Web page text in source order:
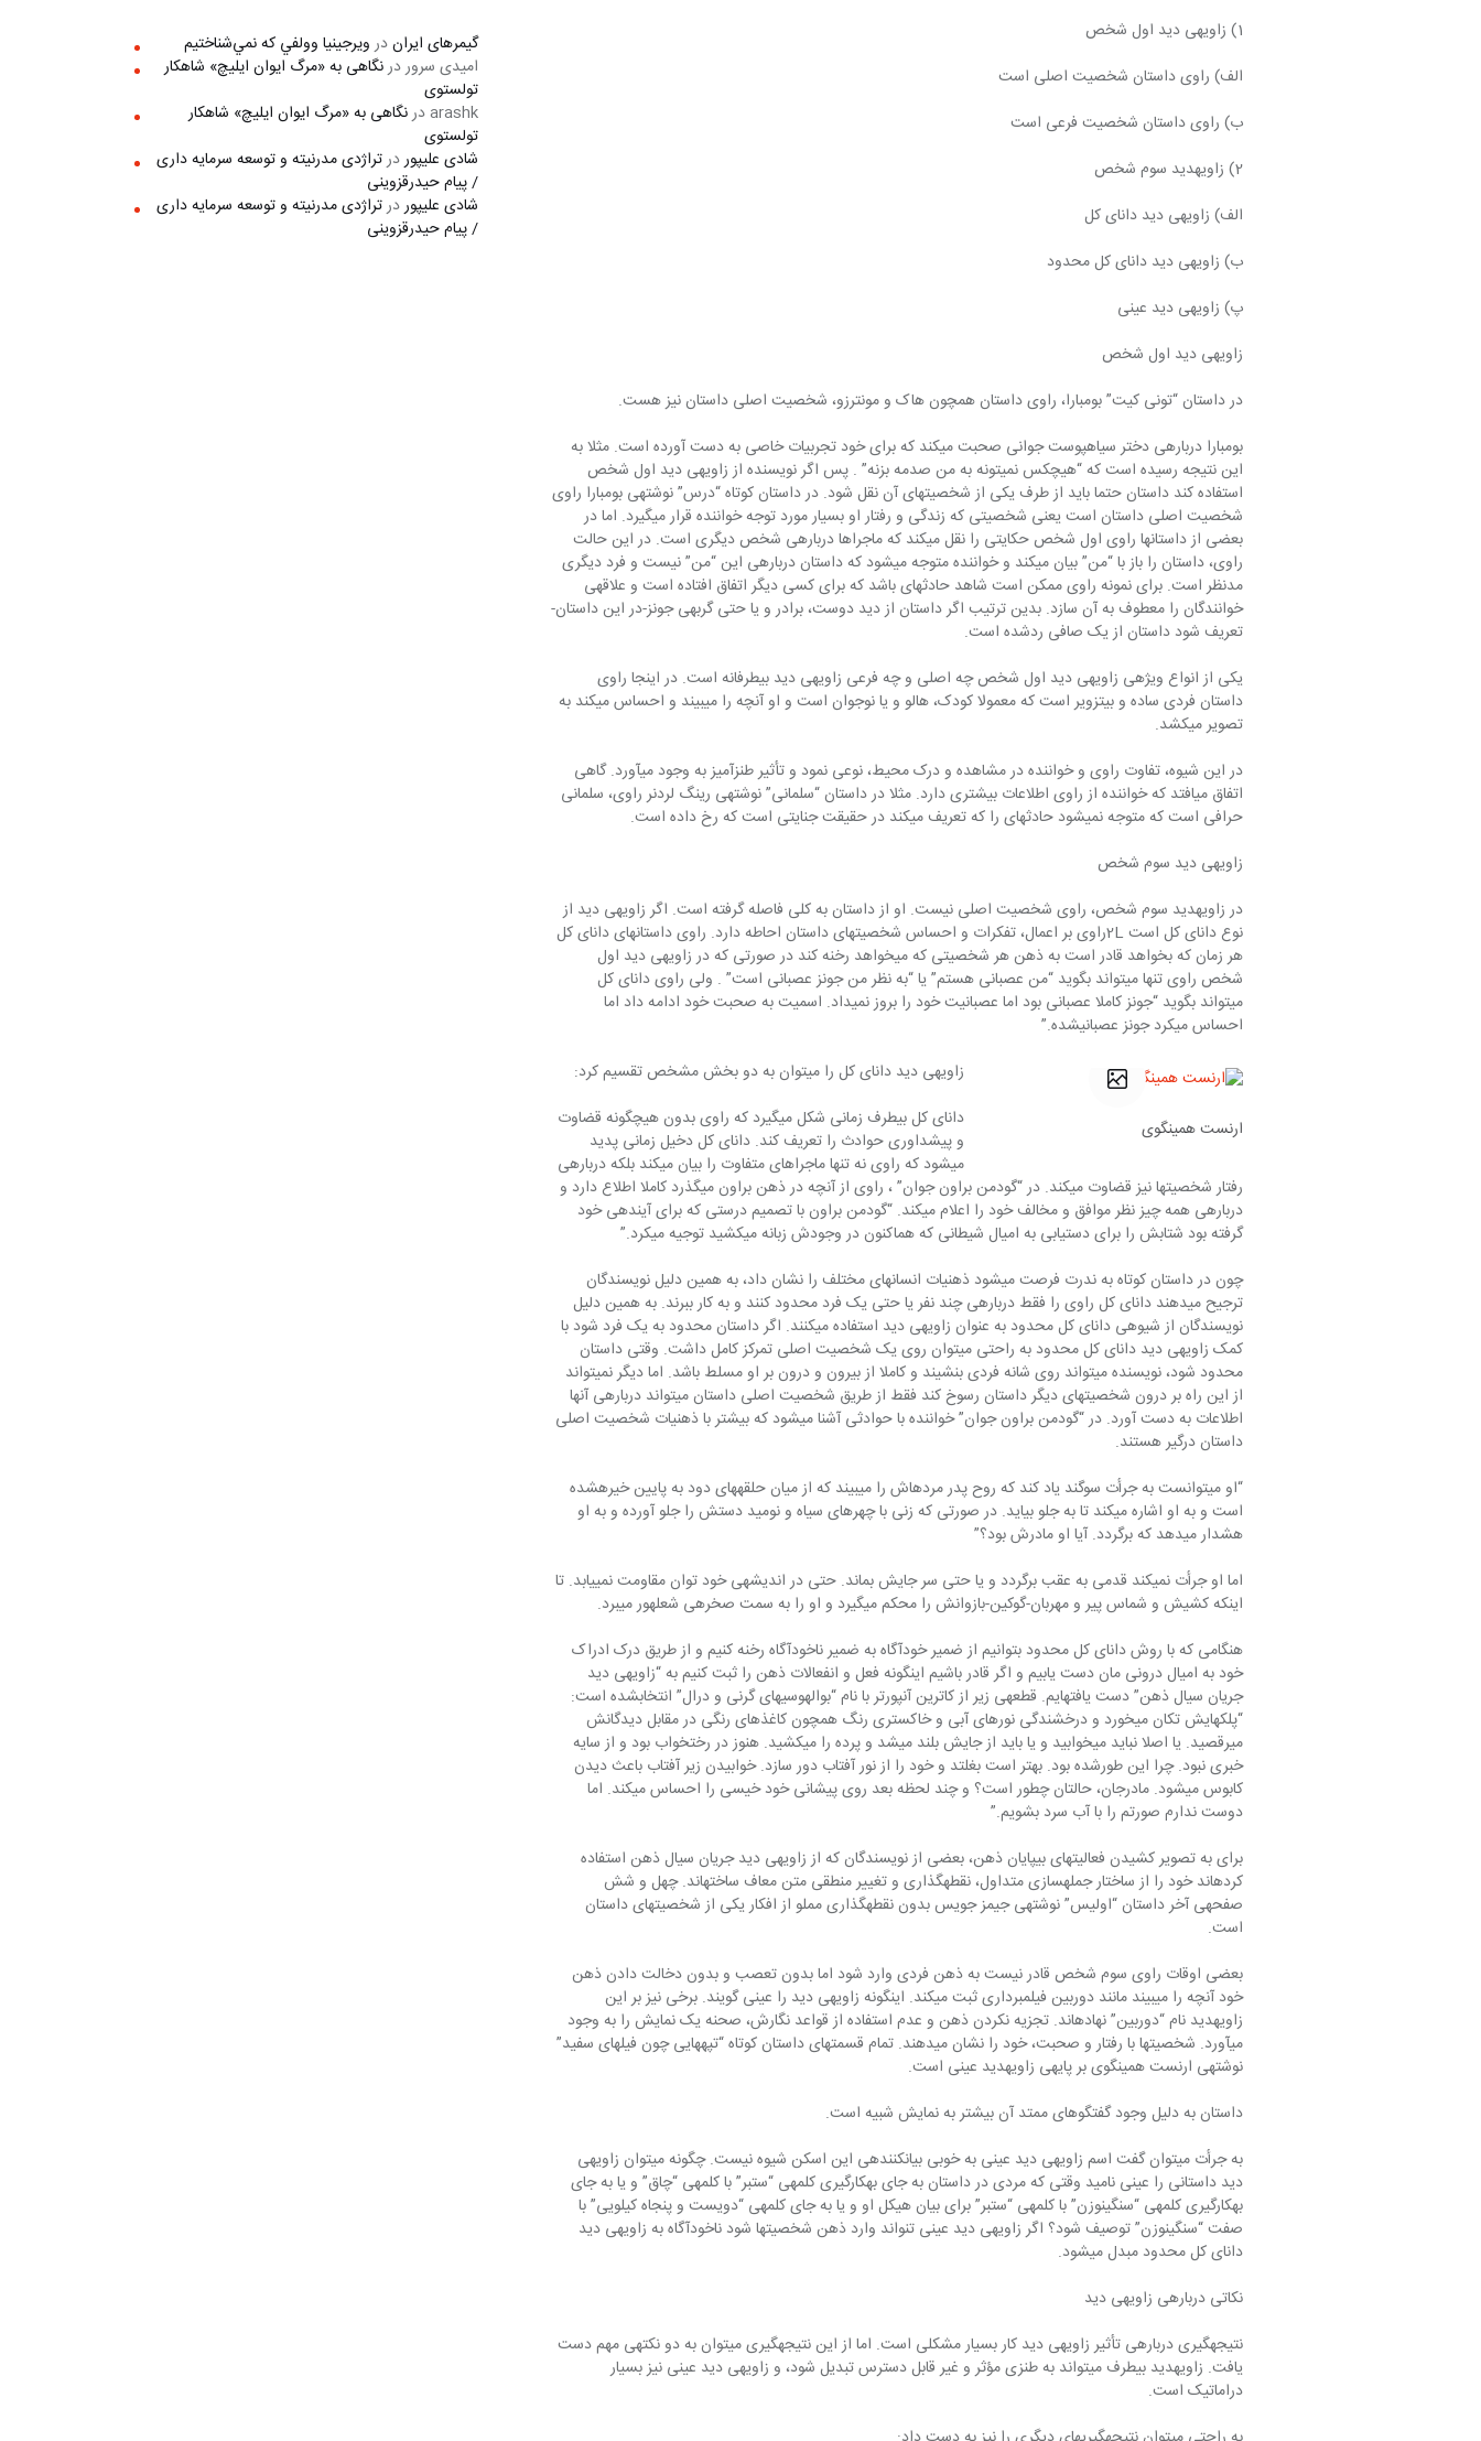
1) زاویه‎ی دید اول شخص
الف) راوی داستان شخصیت اصلی است
ب) راوی داستان شخصیت فرعی است
2) زاویه‎‎‎دید سوم شخص
الف) زاویه‎ی دید دانای کل
ب) زاویه‎ی دید دانای کل محدود
پ) زاویه‎ی دید عینی
زاویه‎ی دید اول شخص
در داستان “تونی کیت” بومبارا، راوی داستان همچون هاک و مونترزو، شخصیت اصلی داستان نیز هست.
بومبارا درباره‎ی دختر سیاهپوست جوانی صحبت می‎‏کند که برای خود تجربیات خاصی به دست آورده است. مثلا به
این نتیجه رسیده است که‎‎‎ “هیچ‏کس نمی‎‏تونه به من صدمه بزنه” . پس اگر نویسنده از زاویه‎ی دید اول‏ شخص
استفاده کند داستان حتما باید از طرف یکی از شخصیتهای آن نقل‏ شود. در داستان کوتاه “درس” نوشته‎ی بومبارا راوی
شخصیت اصلی داستان‏ است یعنی شخصیتی که زندگی و رفتار او بسیار مورد توجه خواننده قرار می‎‏گیرد. اما در
بعضی از داستانها راوی اول شخص حکایتی را نقل‏ می‎‏کند که ماجراها درباره‎ی شخص دیگری است. در این حالت
راوی، داستان را باز با “من” بیان می‎‏کند و خواننده متوجه می‎‏شود که داستان‏ درباره‎ی این “من” نیست و فرد دیگری
مدنظر است. برای نمونه راوی‏ ممکن است شاهد حادثه‎‎‎ای باشد که برای کسی دیگر اتفاق افتاده است و علاقه‎ی
خوانندگان را معطوف به آن سازد. بدین ترتیب اگر داستان از دید دوست، برادر و یا حتی گربه‎ی جونز-در این داستان-
تعریف شود داستان‏ از یک صافی ردشده است.
یکی از انواع ویژه‎ی زاویه‎ی دید اول شخص چه اصلی و چه فرعی زاویه‎ی دید بی‏طرفانه است. در اینجا راوی
داستان فردی ساده و بی‏تزویر است‏ که معمولا کودک، هالو و یا نوجوان است و او آنچه را می‎‏بیند و احساس‏ می‎‏کند به
تصویر می‎‏کشد.
در این شیوه، تفاوت راوی و خواننده در مشاهده و درک محیط، نوعی نمود و تأثیر طنزآمیز به وجود می‎‏آورد. گاهی
اتفاق می‎‏افتد که‎‎‎ خواننده از راوی اطلاعات بیشتری دارد. مثلا در داستان “سلمانی” نوشته‎ی رینگ لردنر راوی، سلمانی
حرافی است که متوجه نمی‎‏شود حادثه‎‎‎ای را که تعریف می‎‏کند در حقیقت جنایتی است که رخ داده است.
زاویه‎ی دید سوم شخص
در زاویه‎‎‎دید سوم شخص، راوی شخصیت اصلی نیست. او از داستان به کلی فاصله گرفته است. اگر زاویه‎ی دید از
نوع دانای کل است‏ 2Lراوی بر اعمال، تفکرات و احساس شخصیتهای داستان احاطه دارد. راوی داستانهای دانای کل
هر زمان که بخواهد قادر است به ذهن هر شخصیتی که می‎‏خواهد رخنه کند در صورتی که در زاویه‎ی دید اول‏
شخص راوی تنها می‎‏تواند بگوید “من عصبانی هستم” یا “به نظر من‏ جونز عصبانی است” . ولی راوی دانای کل
می‎‏تواند بگوید “جونز کاملا عصبانی بود اما عصبانیت خود را بروز نمی‎‏داد. اسمیت به صحبت خود ادامه داد اما
احساس میکرد جونز عصبانی‏شده.”
ارنست همینگوی
زاویه‎ی دید دانای کل را می‎‏توان به دو بخش مشخص تقسیم کرد:
دانای کل بی‏طرف زمانی شکل می‎‏گیرد که راوی بدون هیچ‏گونه‎‎‎ قضاوت
و پیشداوری حوادث را تعریف کند. دانای کل دخیل زمانی پدید
می‎‏شود که راوی نه تنها ماجراهای متفاوت را بیان می‎‏کند بلکه درباره‎ی
رفتار شخصیتها نیز قضاوت می‎‏کند. در “گودمن براون جوان” ، راوی از آنچه در ذهن براون می‎‏گذرد کاملا اطلاع دارد و
درباره‎ی همه چیز نظر موافق و مخالف خود را اعلام می‎‎کند. “گودمن براون با تصمیم درستی‏ که برای آینده‎ی خود
گرفته بود شتابش را برای دستیابی به امیال شیطانی که‎‎‎ هم‏اکنون در وجودش زبانه می‎‏کشید توجیه میکرد.”
چون در داستان کوتاه به ندرت فرصت می‎‏شود ذهنیات انسانهای‏ مختلف را نشان داد، به همین دلیل نویسندگان
ترجیح می‎‏دهند دانای کل‏ راوی را فقط درباره‎ی چند نفر یا حتی یک فرد محدود کنند و به کار ببرند. به همین دلیل
نویسندگان از شیوه‎ی دانای کل محدود به عنوان زاویه‎ی دید استفاده می‎‏کنند. اگر داستان محدود به یک فرد شود با
کمک زاویه‎ی دید دانای کل محدود به راحتی می‎‏توان روی یک شخصیت اصلی تمرکز کامل داشت. وقتی داستان
محدود شود، نویسنده می‎‏تواند روی شانه‎‎‎ فردی بنشیند و کاملا از بیرون و درون بر او مسلط باشد. اما دیگر نمی‎‏تواند
از این راه بر درون شخصیتهای دیگر داستان رسوخ کند فقط از طریق شخصیت اصلی داستان می‎‏تواند درباره‎ی آنها
اطلاعات به دست‏ آورد. در “گودمن براون جوان” خواننده با حوادثی آشنا می‎‏شود که بیشتر با ذهنیات شخصیت اصلی
داستان درگیر هستند.
“او می‎‏توانست به جرأت سوگند یاد کند که روح پدر مرده‎‎‎اش را می‎‏بیند که از میان حلقه‎‎‎های دود به پایین خیره‎‎‎شده
است و به او اشاره می‎‏کند تا به جلو بیاید. در صورتی که زنی با چهره‎‎‎ای سیاه و نومید دستش را جلو آورده و به او
هشدار می‎‏دهد که برگردد. آیا او مادرش بود؟”
اما او جرأت نمی‎‏کند قدمی به عقب برگردد و یا حتی سر جایش‏ بماند. حتی در اندیشه‎ی خود توان مقاومت نمی‎‏یابد. تا
اینکه کشیش و شماس پیر و مهربان-گوکین-بازوانش را محکم می‎‏گیرد و او را به‎‎‎ سمت صخره‎ی شعله‎‎‎ور می‎‏برد.
هنگامی که با روش دانای کل محدود بتوانیم از ضمیر خودآگاه به‎‎‎ ضمیر ناخودآگاه رخنه کنیم و از طریق درک ادراک
خود به امیال درونی مان‏ دست یابیم و اگر قادر باشیم‏ این‏گونه فعل و انفعالات ذهن را ثبت کنیم‏ به “زاویه‎ی دید
جریان سیال ذهن” دست یافته‎‎‎ایم. قطعه‎ی زیر از کاترین آن‏پورتر با نام‏ “بوالهوسیهای گرنی و درال” انتخاب‏شده است:
“پلکهایش تکان می‎‏خورد و درخشندگی‏ نورهای آبی و خاکستری‏ رنگ همچون کاغذهای‏ رنگی در مقابل دیدگانش‏
می‎‏رقصید. یا اصلا نباید می‎‏خوابید و یا باید از جایش بلند می‎‏شد و پرده را می‎‏کشید. هنوز در رختخواب بود و از سایه
خبری نبود. چرا این‏ طورشده بود. بهتر است بغلتد و خود را از نور آفتاب دور سازد. خوابیدن زیر آفتاب باعث دیدن
کابوس می‎‏شود. مادرجان، حالتان‏ چطور است؟ و چند لحظه بعد روی پیشانی خود خیسی را احساس‏ می‎‏کند. اما
دوست ندارم صورتم را با آب سرد بشویم.”
برای به تصویر کشیدن فعالیتهای بی‏پایان ذهن، بعضی از نویسندگان‏ که از زاویه‎ی دید جریان سیال ذهن استفاده
کرده‎‎‎اند خود را از ساختار جمله‎‎‎سازی متداول، نقطه‎‎‎گذاری و تغییر منطقی متن معاف ساخته‎‎‎اند. چهل و شش
صفحه‎ی آخر داستان “اولیس” نوشته‎ی جیمز جویس بدون‏ نقطه‎‎‎گذاری مملو از افکار یکی از شخصیتهای داستان
است.
بعضی اوقات راوی سوم شخص قادر نیست به ذهن فردی وارد شود اما بدون تعصب و بدون دخالت دادن ذهن
خود آنچه را می‎‏بیند مانند دوربین فیلمبرداری ثبت می‎‏کند. این‏گونه زاویه‎ی دید را عینی گویند. برخی نیز بر این
زاویه‎‎‎دید نام “دوربین” نهاده‎‎‎اند. تجزیه نکردن ذهن و عدم استفاده از قواعد نگارش، صحنه یک نمایش را به وجود
می‎‏آورد. شخصیتها با رفتار و صحبت، خود را نشان می‎‏دهند. تمام قسمتهای‏ داستان کوتاه “تپه‎‎‎هایی چون فیلهای سفید”
نوشته‎ی ارنست همینگوی بر پایه‎ی زاویه‎‎‎دید عینی است.
داستان به دلیل وجود گفتگوهای ممتد آن بیشتر به نمایش شبیه‎‎‎ است.
به جرأت می‎‏توان گفت اسم زاویه‎ی دید عینی به خوبی بیان‏کننده‎ی این‏ اسکن‏ شیوه نیست. چگونه می‎‏توان زاویه‎ی
دید داستانی را عینی نامید وقتی که‎‎‎ مردی در داستان به جای به‎‎‎کارگیری کلمه‎ی “ستبر” با کلمه‎ی “چاق” و یا به‎‎‎ جای
به‎‎‎کارگیری کلمه‎ی “سنگین‏وزن” با کلمه‎ی “ستبر” برای بیان هیکل او و یا به جای کلمه‎ی “دویست و پنجاه کیلویی” با
صفت “سنگین‏وزن” توصیف شود؟ اگر زاویه‎ی دید عینی تنواند وارد ذهن شخصیتها شود ناخودآگاه به زاویه‎ی دید
دانای کل محدود مبدل می‎‏شود.
نکاتی درباره‎ی زاویه‎ی دید
نتیجه‎‎‎گیری درباره‎ی تأثیر زاویه‎ی دید کار بسیار مشکلی است. اما از این‏ نتیجه‎‎‎گیری می‎‏توان به دو نکته‎ی مهم دست
یافت. زاویه‎‎‎دید بی‏طرف‏ می‎‏تواند به طنزی مؤثر و غیر قابل دسترس تبدیل شود، و زاویه‎ی دید عینی‏ نیز بسیار
دراماتیک است.
گیمرهای ایراندرويرجينيا وولفي كه نمي‌شناختيم
امیدی سروردرنگاهی به «مرگ ايوان ايليچ» شاهکار
تولستوی
arashkدرنگاهی به «مرگ ايوان ايليچ» شاهکار
تولستوی
شادی علیپوردرتراژدی مدرنیته و توسعه سرمایه داری
/ پیام حیدرقزوینی
شادی علیپوردرتراژدی مدرنیته و توسعه سرمایه داری
/ پیام حیدرقزوینی